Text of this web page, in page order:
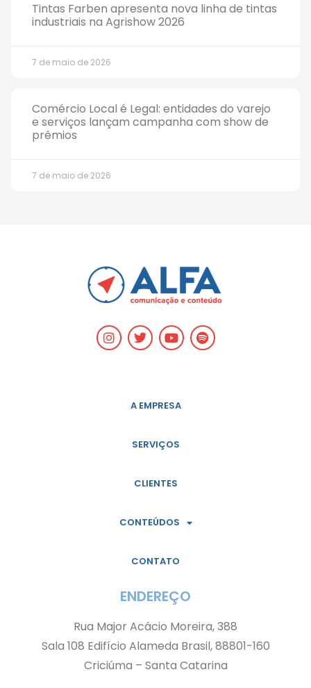
Tintas Farben apresenta nova linha de tintas
industriais na Agrishow 2026
7 de maio de 2026
Comércio Local é Legal: entidades do varejo
e serviços lançam campanha com show de
prêmios
7 de maio de 2026
A EMPRESA
SERVIÇOS
CLIENTES
CONTEÚDOS
CONTATO
ENDEREÇO
Rua Major Acácio Moreira, 388
Sala 108 Edifício Alameda Brasil, 88801-160
Criciúma – Santa Catarina